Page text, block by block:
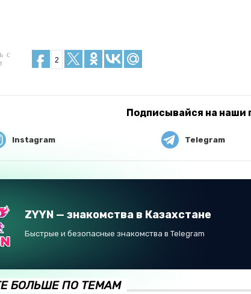
с
2
Подписывайся на наши
Instagram Telegram
ZYYN — знакомства в Казахстане
Быстрые и безопасные знакомства в Telegram
БОЛЬШЕ ПО ТЕМАМ